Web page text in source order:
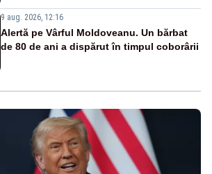
9 aug. 2026, 12:16
Alertă pe Vârful Moldoveanu. Un bărbat
de 80 de ani a dispărut în timpul coborârii